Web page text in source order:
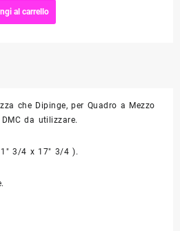
al carrello
che Dipinge, per Quadro a Mezzo
da utilizzare.
3/4 x 17″ 3/4 ).